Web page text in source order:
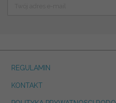
REGULAMIN
KONTAKT